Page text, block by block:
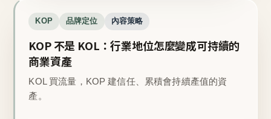
KOP 品牌定位 內容策略
KOP 不是 KOL：行業地位怎麼變成可持續的
商業資產
KOL 買流量，KOP 建信任、累積會持續產值的資
產。